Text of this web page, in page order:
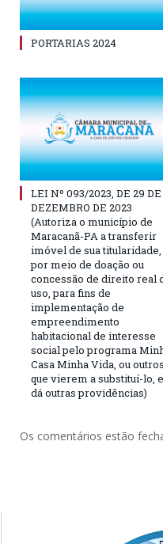
PORTARIAS 2024
LEI Nº 093/2023, DE 29 DE
DEZEMBRO DE 2023
(Autoriza o município de
Maracanã-PA a transferir
imóvel de sua titularidade,
por meio de doação ou
concessão de direito real
uso, para fins de
implementação de
empreendimento
habitacional de interesse
social pelo programa
Casa Minha Vida, ou outros
que vierem a substituí-lo, e
dá outras providências)
Os comentários estão